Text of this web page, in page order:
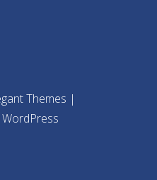
Themes |
WordPress